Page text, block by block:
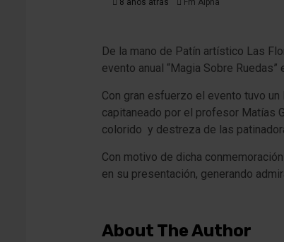
8 años atrás Fm Alpha
De la mano de Patín artístico Las
evento anual “Magia Sobre
Con gran esfuerzo el evento tuvo
capitaneado por el profesor Matías
colorido y destreza de las
Con motivo de dicha
en su presentación, generando
About The Author